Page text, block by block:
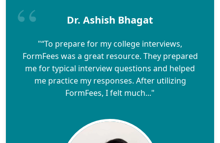
Dr. Ashish Bhagat
"“To prepare for my college interviews,
FormFees was a great resource. They prepared
me for typical interview questions and helped
me practice my responses. After utilizing
FormFees, I felt much..."